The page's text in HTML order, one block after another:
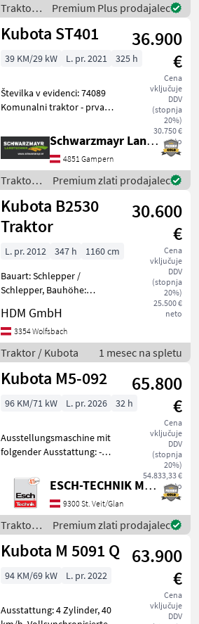
Traktor /
Kubota
Premium Plus prodajalec
Kubota ST401
36.900
€
Cena
vključuje
DDV
(stopnja
20%)
30.750 €
neto
39 KM/29 kW L. pr. 2021 325 h
Številka v evidenci: 74089
Komunalni traktor - prva
delovnih ur - s kabino - z 2
delovnima žarometoma
spredaj - z 2 delovnima
žarometo
Schwarzmayr Landtechnik GmbH - Gampern
4851 Gampern
Traktor /
Kubota
Premium zlati prodajalec
Kubota B2530
Traktor
30.600
€
Cena
vključuje
DDV
(stopnja
20%)
25.500 €
neto
L. pr. 2012 347 h
1160 cm
Bauart: Schlepper /
Schlepper, Bauhöhe:
Standardni traktor
HDM GmbH
3354 Wolfsbach
Traktor / Kubota 1 mesec na spletu
Kubota M5-092
65.800
€
Cena
vključuje
DDV
(stopnja
20%)
54.833,33 €
neto
96 KM/71 kW L. pr. 2026 32 h
Ausstellungsmaschine mit
folgender Ausstattung: -
Motor von Kubota - 3, 8l
Hubraum -
Lastschaltgetriebe von
Kubota - Komfortpaket - B
ESCH-TECHNIK Maschinenhandels GmbH, St. Veit/G.
9300 St. Veit/Glan
Traktor /
Kubota
Premium zlati prodajalec
Kubota M 5091 Q
63.900
€
Cena
vključuje
DDV
94 KM/69 kW L. pr. 2022
Ausstattung: 4 Zylinder, 40